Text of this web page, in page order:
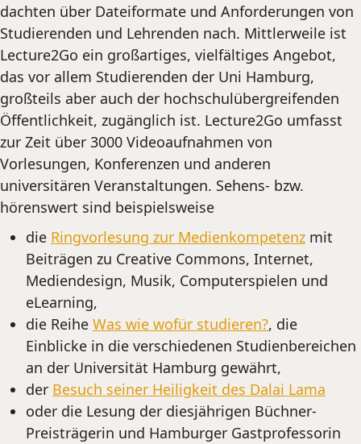
dachten über Dateiformate und Anforderungen von
Studierenden und Lehrenden nach. Mittlerweile ist
Lecture2Go ein großartiges, vielfältiges Angebot,
das vor allem Studierenden der Uni Hamburg,
großteils aber auch der hochschulübergreifenden
Öffentlichkeit, zugänglich ist. Lecture2Go umfasst
zur Zeit über 3000 Videoaufnahmen von
Vorlesungen, Konferenzen und anderen
universitären Veranstaltungen. Sehens- bzw.
hörenswert sind beispielsweise
die Ringvorlesung zur Medienkompetenz mit
Beiträgen zu Creative Commons, Internet,
Mediendesign, Musik, Computerspielen und
eLearning,
die Reihe Was wie wofür studieren?, die
Einblicke in die verschiedenen Studienbereichen
an der Universität Hamburg gewährt,
der Besuch seiner Heiligkeit des Dalai Lama
oder die Lesung der diesjährigen Büchner-
Preisträgerin und Hamburger Gastprofessorin